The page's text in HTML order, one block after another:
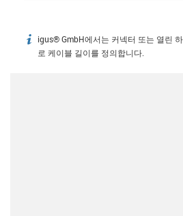
igus-icon-info
igus® GmbH에서는 커넥터 또는 열린
로 케이블 길이를 정의합니다.